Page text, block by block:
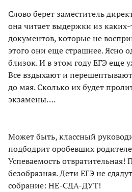
Слово берет заместитель
она читает выдержки из
документов, которые не
этого они еще страшнее. Ясно
близок. И в этом году ЕГЭ еще
Все вздыхают и
до мая. Сколько их будет
экзамены….
Может быть, классный
подбодрит оробевших
Успеваемость отвратительная!
безобразная. Дети ЕГЭ не
собрание: НЕ-СДА-ДУТ!